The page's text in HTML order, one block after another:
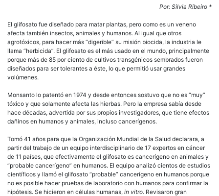
Por: Silvia Ribeiro *
El glifosato fue diseñado para matar plantas, pero como es un veneno
afecta también insectos, animales y humanos. Al igual que otros
agrotóxicos, para hacer más digerible su misión biocida, la industria le
llama
herbicida . El glifosato es el más usado en el mundo, principalmente
porque más de 85 por ciento de cultivos transgénicos sembrados fueron
diseñados para ser tolerantes a éste, lo que permitió usar grandes
volúmenes.
Monsanto lo patentó en 1974 y desde entonces sostuvo que no es muy
tóxico y que solamente afecta las hierbas. Pero la empresa sabía desde
hace décadas, advertida por sus propios investigadores, que tiene efectos
dañinos en humanos y animales, incluso cancerígenos.
Tomó 41 años para que la Organización Mundial de la Salud declarara, a
partir del trabajo de un equipo interdisciplinario de 17 expertos en cáncer
de 11 países, que efectivamente el glifosato es cancerígeno en animales y
probable cancerígeno en humanos. El equipo analizó cientos de estudios
científicos y llamó el glifosato probable cancerígeno en humanos porque
no es posible hacer pruebas de laboratorio con humanos para confirmar la
hipótesis. Se hicieron en células humanas, in vitro. Revisaron gran